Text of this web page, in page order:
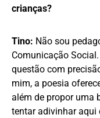
crianças?
Tino: Não sou
Comunicação
questão com
mim, a poesia
além de propor uma
tentar adivinhar aqui